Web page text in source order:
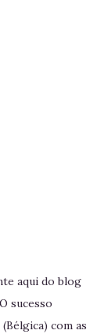
aqui do blog
sucesso
com as